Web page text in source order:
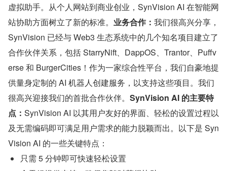
虚拟助手。从个人网站到商业创业，SynVision AI 在智能网
站协助方面树立了新的标准。 业务合作： 我们很高兴分享，
SynVision 已经与 Web3 生态系统中的几个知名项目建立了
合作伙伴关系，包括 StarryNift、DappOS、Trantor、Puffv
erse 和 BurgerCities！作为一家综合性平台，我们自豪地提
供量身定制的 AI 机器人创建服务，以支持这些项目。我们
很高兴迎接我们的首批合作伙伴。 SynVision AI 的主要特
点： SynVision AI 以其用户友好的界面、轻松的设置过程以
及无需编码即可满足用户需求的能力脱颖而出。以下是 Syn
Vision AI 的一些关键特点：
只需 5 分钟即可快速轻松设置